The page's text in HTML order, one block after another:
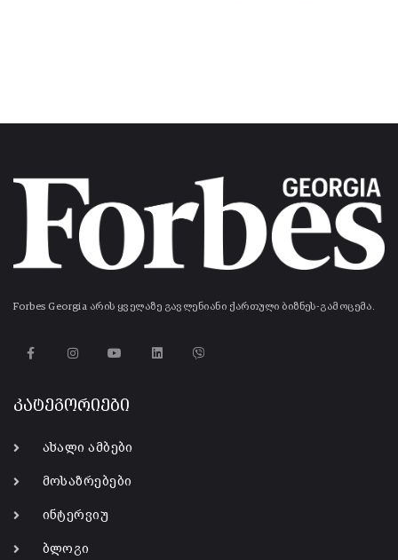
Forbes Georgia არის ყველაზე გავლენიანი ქართული ბიზნეს-გამოცემა.
კატეგორიები
ახალი ამბები
მოსაზრებები
ინტერვიუ
ბლოგი